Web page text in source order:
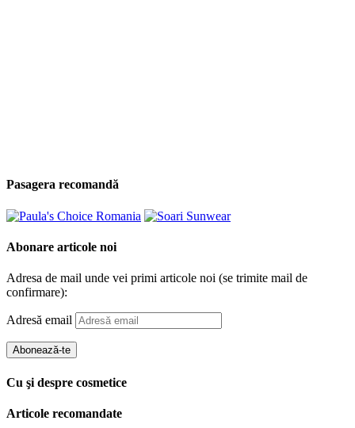
Pasagera recomandă
Abonare articole noi
Adresa de mail unde vei primi articole noi (se trimite mail de
confirmare):
Adresă email
Abonează-te
Cu şi despre cosmetice
Articole recomandate